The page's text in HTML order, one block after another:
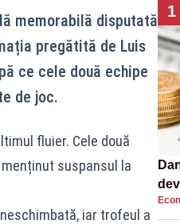
memorabilă disputată
pregătită de Luis
ce cele două echipe
de joc.
fluier. Cele două
suspansul la
iar trofeul a
1